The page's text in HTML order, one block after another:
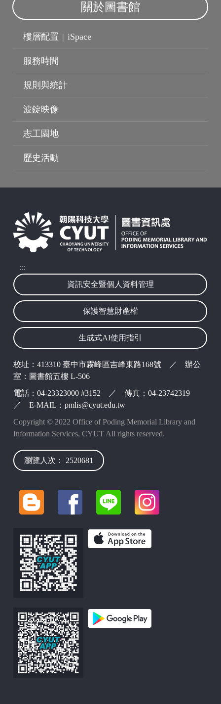
關於圖書館
樓層配置 | iSpace
服務時間
規則與統計
波錠映像
志工園地
歷史活動
:::
資訊安全暨個人資料管理
保護智慧財產權
生成式AI使用指引
校址：413310 臺中市霧峰區吉峰東路168號 ／ 辦公
室：圖書館五樓 L-506
電話：04-23323000 #3152 ／ 傳真：04-23742319
／ E-MAIL：pmlis@cyut.edu.tw
Copyright © 2022 Office of Poding Memorial Library and
Information Services, CYUT All rights reserved.
瀏覽人次： 2520681